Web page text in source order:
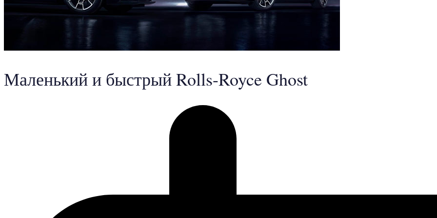
Маленький и быстрый Rolls-Royce Ghost